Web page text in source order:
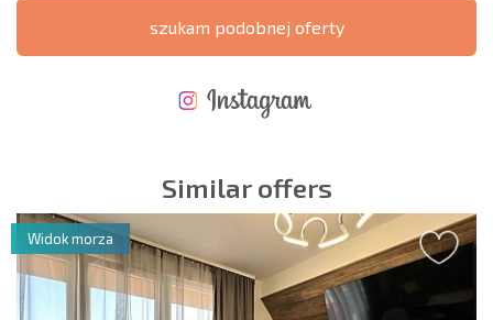
szukam podobnej oferty
Similar offers
Widok morza